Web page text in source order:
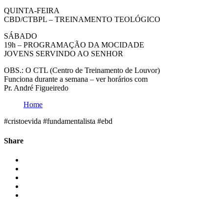
QUINTA-FEIRA
CBD/CTBPL – TREINAMENTO TEOLÓGICO
SÁBADO
19h – PROGRAMAÇÃO DA MOCIDADE
JOVENS SERVINDO AO SENHOR
OBS.: O CTL (Centro de Treinamento de Louvor)
Funciona durante a semana – ver horários com
Pr. André Figueiredo
Home
#cristoevida #fundamentalista #ebd
Share